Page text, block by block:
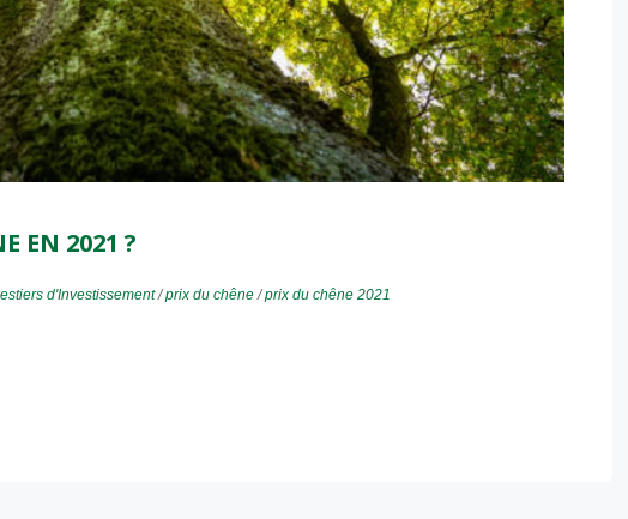
EN 2021 ?
d'Investissement/prix du chêne/prix du chêne 2021